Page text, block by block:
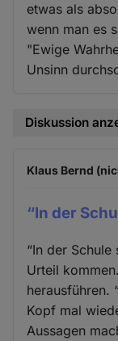
etwas als
wenn man es
"Ewige
Unsinn
Diskussion
Klaus Bernd
“In der
“In der
Urteil
herausführen.
Kopf mal
Aussagen